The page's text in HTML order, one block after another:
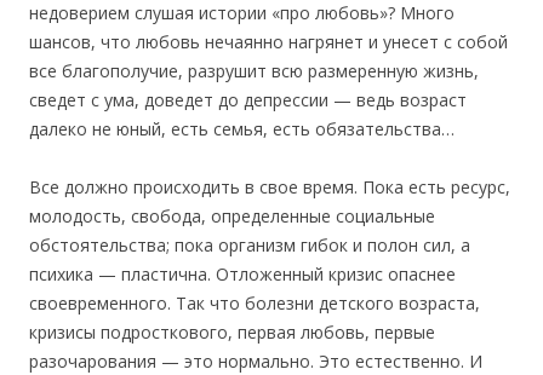
недоверием слушая истории «про любовь»? Много
шансов, что любовь нечаянно нагрянет и унесет с собой
все благополучие, разрушит всю размеренную жизнь,
сведет с ума, доведет до депрессии — ведь возраст
далеко не юный, есть семья, есть обязательства…
Все должно происходить в свое время. Пока есть ресурс,
молодость, свобода, определенные социальные
обстоятельства; пока организм гибок и полон сил, а
психика — пластична. Отложенный кризис опаснее
своевременного. Так что болезни детского возраста,
кризисы подросткового, первая любовь, первые
разочарования — это нормально. Это естественно. И